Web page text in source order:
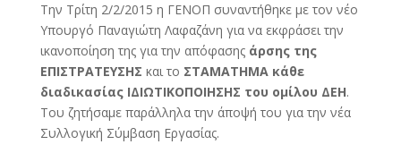
Την Τρίτη 2/2/2015 η ΓΕΝΟΠ συναντήθηκε με τον νέο
Υπουργό Παναγιώτη Λαφαζάνη για να εκφράσει την
ικανοποίηση της για την απόφασης άρσης της
ΕΠΙΣΤΡΑΤΕΥΣΗΣ και το ΣΤΑΜΑΤΗΜΑ κάθε
διαδικασίας ΙΔΙΩΤΙΚΟΠΟΙΗΣΗΣ του ομίλου ΔΕΗ.
Του ζητήσαμε παράλληλα την άποψή του για την νέα
Συλλογική Σύμβαση Εργασίας.